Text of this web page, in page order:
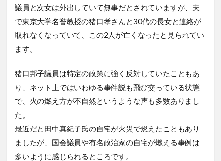
議員と次女は外出していて無事だとされていますが、夫
で東京大学名誉教授の猪口孝さんと30代の長女と連絡が
取れなくなっていて、この2人が亡くなったと見られてい
ます。
猪口邦子議員は特定の政策に強く反対していたこともあ
り、ネット上ではいわゆる事件説も飛び交っている状態
で、火の燃え方が不自然というような声も多数ありまし
た。
最近だと田中真紀子氏の自宅が火災で燃えたこともあり
ましたが、国会議員や有名政治家の自宅が燃える事例は
多いように感じられるところです。